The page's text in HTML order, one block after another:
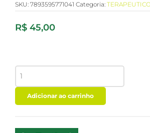
SKU: 7893595771041 Categoria:
R$ 45,00
THERAPI
SERENIDE
quantidade
Adicionar ao carrinho